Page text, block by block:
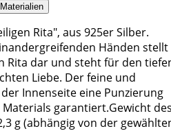
Materialien
Rita", aus 925er Silber.
Händen stellt
Rita dar und steht für den
Liebe. Der feine und
Innenseite eine Punzierung
garantiert.Gewicht
g (abhängig von der